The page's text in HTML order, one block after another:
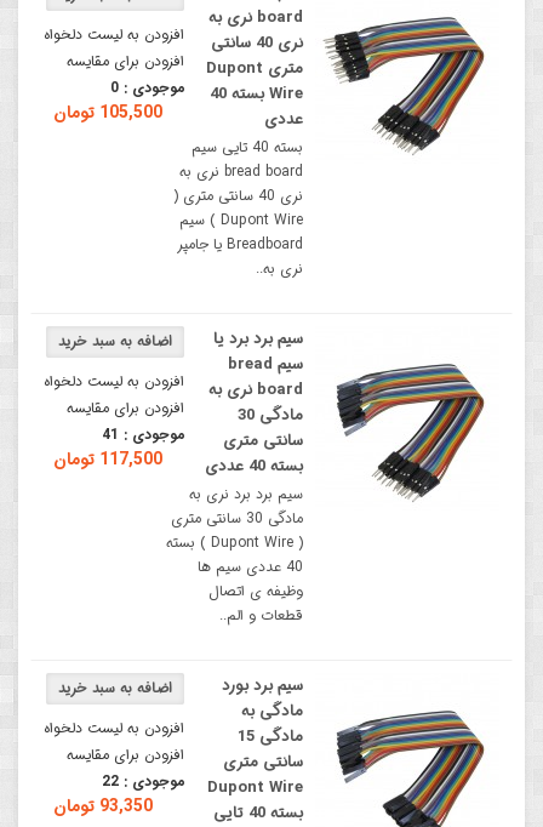
افزودن به لیست دلخواه
افزودن برای مقایسه
موجودی : 0
105,500 تومان
board نری به
نری 40 سانتی
متری Dupont
Wire بسته 40
عددی
بسته 40 تایی سیم
bread board نری به
نری 40 سانتی متری (
Dupont Wire ) سیم
Breadboard یا جامپر
نری به..
افزودن به لیست دلخواه
افزودن برای مقایسه
موجودی : 41
117,500 تومان
سیم برد برد یا
سیم bread
board نری به
مادگی 30
سانتی متری
بسته 40 عددی
سیم برد برد نری به
مادگی 30 سانتی متری
( Dupont Wire ) بسته
40 عددی سیم ها
وظیفه ی اتصال
قطعات و الم..
افزودن به لیست دلخواه
افزودن برای مقایسه
موجودی : 22
93,350 تومان
سیم برد بورد
مادگی به
مادگی 15
سانتی متری
Dupont Wire
بسته 40 تایی